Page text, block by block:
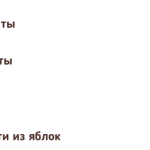
из яблок